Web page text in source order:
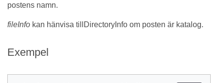
postens namn.
fileInfo kan hänvisa tillDirectoryInfo om posten är katalog.
Exempel